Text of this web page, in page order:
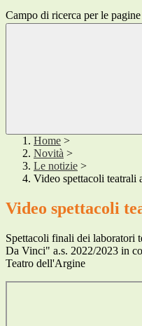
Campo di ricerca per le
Home >
Novità >
Le notizie >
Video spettacoli teatrali
Video spettacoli
Spettacoli finali dei laboratori
Da Vinci" a.s. 2022/2023 in
Teatro dell'Argine